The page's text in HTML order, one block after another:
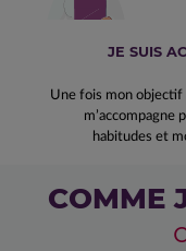
JE SUIS
Une fois mon objectif
m’accompagne
habitudes et
COMME